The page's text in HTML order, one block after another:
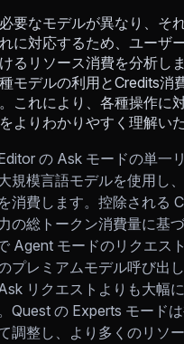
要なモデルが異なり、そ
に対応するため、ユーザ
るリソース消費を分析し
モデルの利用とCredits消
これにより、各種操作に
よりわかりやすく理解い
の Ask モードの単一
規模言語モデルを使用し
消費します。控除される
の総トークン消費量に基
Agent モードのリクエス
プレミアムモデル呼び出
リクエストよりも大幅
Quest の Experts モード
調整し、より多くのリソ